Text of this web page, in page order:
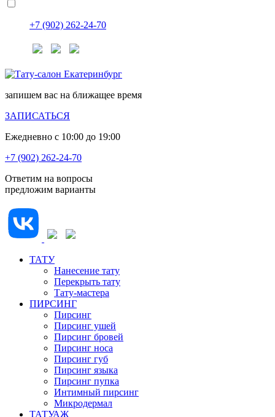
+7 (902) 262-24-70
запишем вас на ближащее время
ЗАПИСАТЬСЯ
Ежедневно с 10:00 до 19:00
+7 (902) 262-24-70
Ответим на вопросы
предложим варианты
ТАТУ
Нанесение тату
Перекрыть тату
Тату-мастера
ПИРСИНГ
Пирсинг
Пирсинг ушей
Пирсинг бровей
Пирсинг носа
Пирсинг губ
Пирсинг языка
Пирсинг пупка
Интимный пирсинг
Микродермал
ТАТУАЖ